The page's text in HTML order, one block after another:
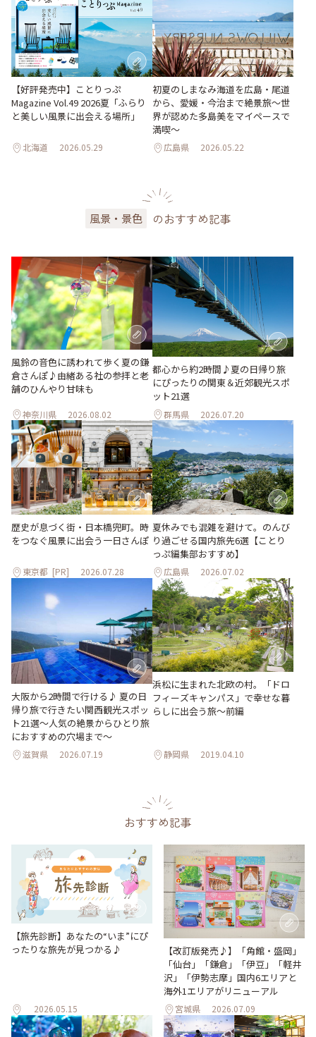
【好評発売中】ことりっぷ
Magazine Vol.49 2026夏「ふらり
と美しい風景に出会える場所」
北海道 2026.05.29
初夏のしまなみ海道を広島・尾道
から、愛媛・今治まで絶景旅〜世
界が認めた多島美をマイペースで
満喫〜
広島県 2026.05.22
風景・景色 のおすすめ記事
風鈴の音色に誘われて歩く夏の鎌
倉さんぽ♪由緒ある社の参拝と老
舗のひんやり甘味も
神奈川県 2026.08.02
都心から約2時間♪夏の日帰り旅
にぴったりの関東＆近郊観光スポ
ット21選
群馬県 2026.07.20
歴史が息づく街・日本橋兜町。時
をつなぐ風景に出会う一日さんぽ
東京都 [PR] 2026.07.28
夏休みでも混雑を避けて。のんび
り過ごせる国内旅先6選【ことり
っぷ編集部おすすめ】
広島県 2026.07.02
大阪から2時間で行ける♪ 夏の日
帰り旅で行きたい関西観光スポッ
ト21選～人気の絶景からひとり旅
におすすめの穴場まで～
滋賀県 2026.07.19
浜松に生まれた北欧の村。「ドロ
フィーズキャンパス」で幸せな暮
らしに出会う旅～前編
静岡県 2019.04.10
おすすめ記事
【旅先診断】あなたの“いま”にぴ
ったりな旅先が見つかる♪
2026.05.15
【改訂版発売♪】「角館・盛岡」
「仙台」「鎌倉」「伊豆」「軽井
沢」「伊勢志摩」国内6エリアと
海外1エリアがリニューアル
宮城県 2026.07.09